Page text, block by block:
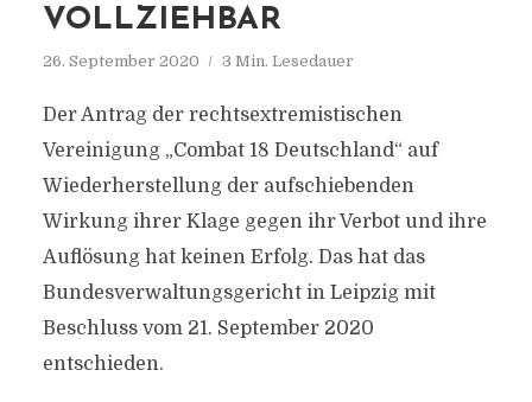
VOLLZIEHBAR
26. September 2020 3 Min. Lesedauer
Der Antrag der rechtsextremistischen
Vereinigung „Combat 18 Deutschland“ auf
Wiederherstellung der aufschiebenden
Wirkung ihrer Klage gegen ihr Verbot und ihre
Auflösung hat keinen Erfolg. Das hat das
Bundesverwaltungsgericht in Leipzig mit
Beschluss vom 21. September 2020
entschieden.